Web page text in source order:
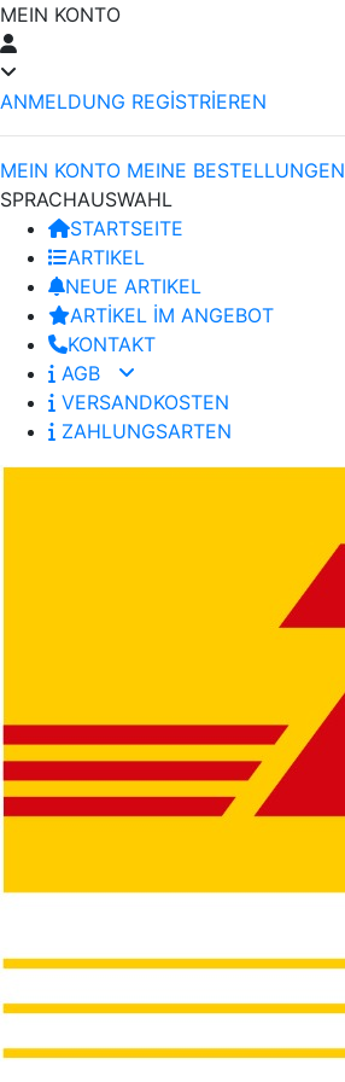
MEIN KONTO
ANMELDUNG REGİSTRİEREN
MEIN KONTO MEINE BESTELLUNGEN
SPRACHAUSWAHL
STARTSEITE
ARTIKEL
NEUE ARTIKEL
ARTİKEL İM ANGEBOT
KONTAKT
AGB
VERSANDKOSTEN
ZAHLUNGSARTEN